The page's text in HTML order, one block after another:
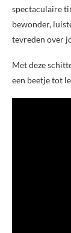
spectaculaire
bewonder,
tevreden over
Met deze
een beetje tot